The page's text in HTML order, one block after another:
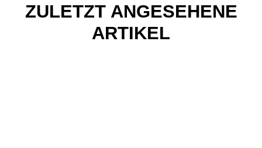
ZULETZT ANGESEHENE
ARTIKEL